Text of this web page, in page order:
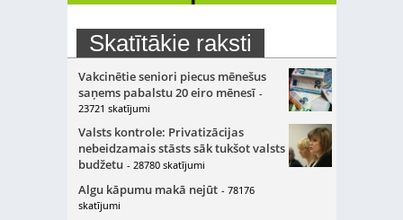
Skatītākie raksti
Vakcinētie seniori piecus mēnešus
saņems pabalstu 20 eiro mēnesī -
23721 skatījumi
Valsts kontrole: Privatizācijas
nebeidzamais stāsts sāk tukšot valsts
budžetu - 28780 skatījumi
Algu kāpumu makā nejūt - 78176
skatījumi